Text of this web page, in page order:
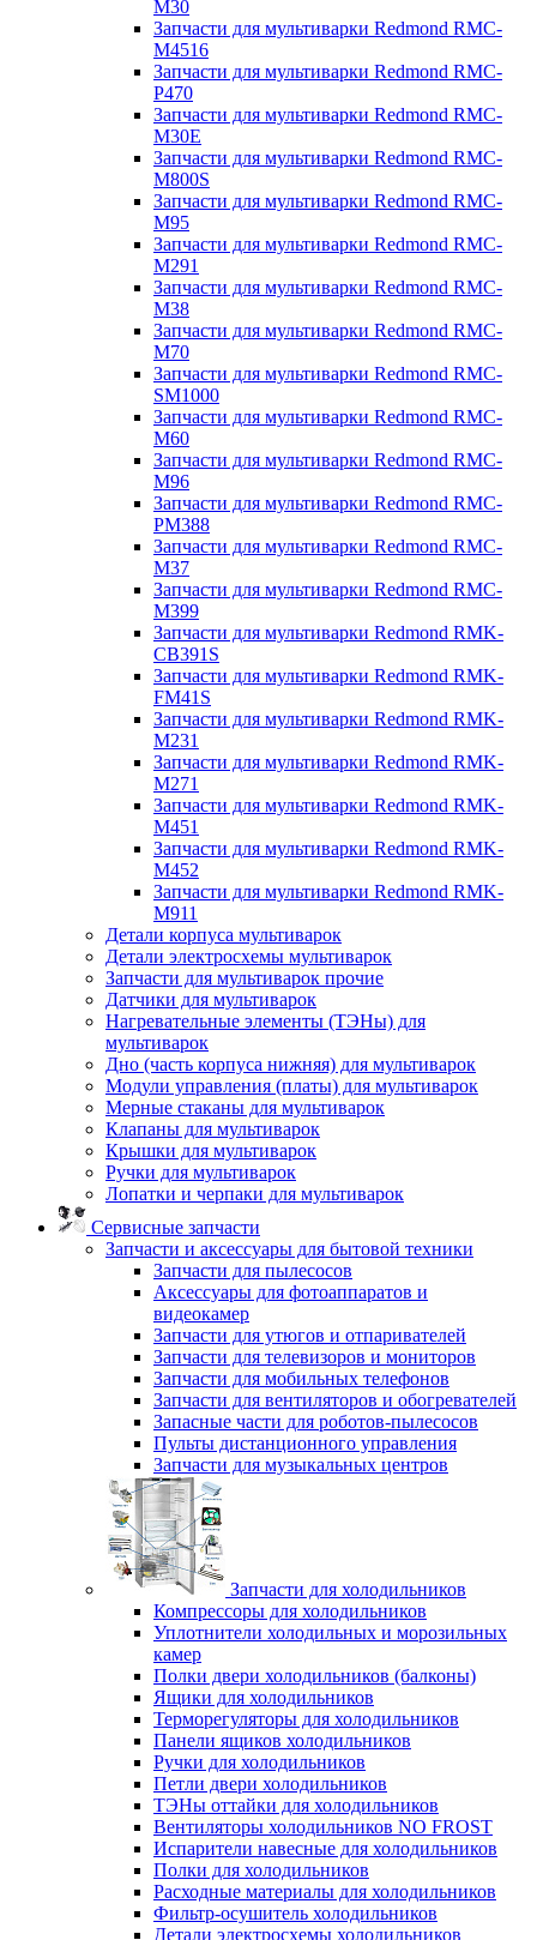
M30
Запчасти для мультиварки Redmond RMC-
M4516
Запчасти для мультиварки Redmond RMC-
P470
Запчасти для мультиварки Redmond RMC-
M30E
Запчасти для мультиварки Redmond RMC-
M800S
Запчасти для мультиварки Redmond RMC-
M95
Запчасти для мультиварки Redmond RMC-
M291
Запчасти для мультиварки Redmond RMC-
M38
Запчасти для мультиварки Redmond RMC-
M70
Запчасти для мультиварки Redmond RMC-
SM1000
Запчасти для мультиварки Redmond RMC-
M60
Запчасти для мультиварки Redmond RMC-
M96
Запчасти для мультиварки Redmond RMC-
PM388
Запчасти для мультиварки Redmond RMC-
M37
Запчасти для мультиварки Redmond RMC-
M399
Запчасти для мультиварки Redmond RMK-
CB391S
Запчасти для мультиварки Redmond RMK-
FM41S
Запчасти для мультиварки Redmond RMK-
M231
Запчасти для мультиварки Redmond RMK-
M271
Запчасти для мультиварки Redmond RMK-
M451
Запчасти для мультиварки Redmond RMK-
M452
Запчасти для мультиварки Redmond RMK-
M911
Детали корпуса мультиварок
Детали электросхемы мультиварок
Запчасти для мультиварок прочие
Датчики для мультиварок
Нагревательные элементы (ТЭНы) для
мультиварок
Дно (часть корпуса нижняя) для мультиварок
Модули управления (платы) для мультиварок
Мерные стаканы для мультиварок
Клапаны для мультиварок
Крышки для мультиварок
Ручки для мультиварок
Лопатки и черпаки для мультиварок
Сервисные запчасти
Запчасти и аксессуары для бытовой техники
Запчасти для пылесосов
Аксессуары для фотоаппаратов и
видеокамер
Запчасти для утюгов и отпаривателей
Запчасти для телевизоров и мониторов
Запчасти для мобильных телефонов
Запчасти для вентиляторов и обогревателей
Запасные части для роботов-пылесосов
Пульты дистанционного управления
Запчасти для музыкальных центров
Запчасти для холодильников
Компрессоры для холодильников
Уплотнители холодильных и морозильных
камер
Полки двери холодильников (балконы)
Ящики для холодильников
Терморегуляторы для холодильников
Панели ящиков холодильников
Ручки для холодильников
Петли двери холодильников
ТЭНы оттайки для холодильников
Вентиляторы холодильников NO FROST
Испарители навесные для холодильников
Полки для холодильников
Расходные материалы для холодильников
Фильтр-осушитель холодильников
Детали электросхемы холодильников